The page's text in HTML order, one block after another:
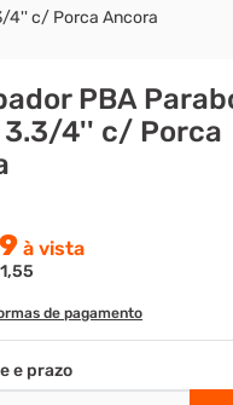
4'' c/ Porca Ancora
PBA
4'' c/ Porca
à vista
1,55
de pagamento